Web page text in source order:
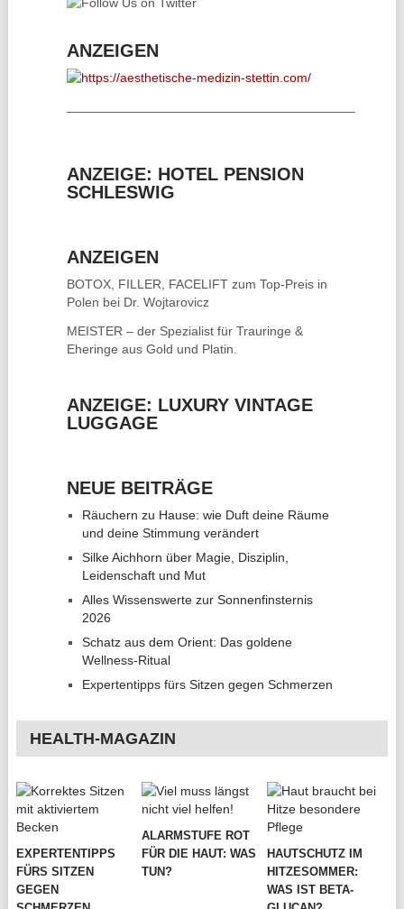
ANZEIGEN
ANZEIGE: HOTEL PENSION
SCHLESWIG
ANZEIGEN
BOTOX, FILLER, FACELIFTzum Top-Preis in
Polen bei Dr. Wojtarovicz
MEISTER – der Spezialist für Trauringe &
Eheringe aus Gold und Platin.
ANZEIGE: LUXURY VINTAGE
LUGGAGE
NEUE BEITRÄGE
Räuchern zu Hause: wie Duft deine Räume
und deine Stimmung verändert
Silke Aichhorn über Magie, Disziplin,
Leidenschaft und Mut
Alles Wissenswerte zur Sonnenfinsternis
2026
Schatz aus dem Orient: Das goldene
Wellness-Ritual
Expertentipps fürs Sitzen gegen Schmerzen
HEALTH-MAGAZIN
EXPERTENTIPPS
FÜRS SITZEN
GEGEN
ALARMSTUFE ROT
FÜR DIE HAUT: WAS
TUN?
HAUTSCHUTZ IM
HITZESOMMER:
WAS IST BETA-